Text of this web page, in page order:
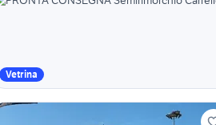
Vetrina